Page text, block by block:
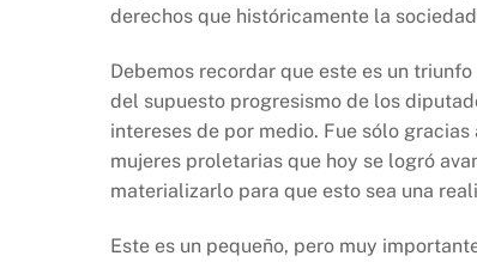
derechos que históricamente la
Debemos recordar que este es un
del supuesto progresismo de los
intereses de por medio. Fue sólo
mujeres proletarias que hoy se logró
materializarlo para que esto sea una
Este es un pequeño, pero muy